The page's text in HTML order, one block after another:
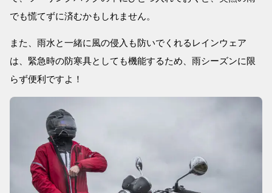
でも慌てずに済むかもしれません。
また、雨水と一緒に風の侵入も防いでくれるレインウェア
は、緊急時の防寒具としても機能するため、雨シーズンに限
らず便利ですよ！